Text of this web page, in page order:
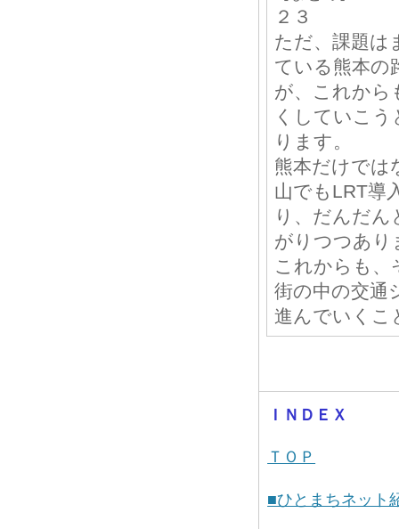
２３
ただ、課題は
ている熊本の
が、これから
くしていこ
ります。
熊本だけでは
山でもLRT導
り、だんだん
がりつつあり
これからも、
街の中の交通
進んでいくこ
ＩＮＤＥＸ
ＴＯＰ
■ひとまちネット